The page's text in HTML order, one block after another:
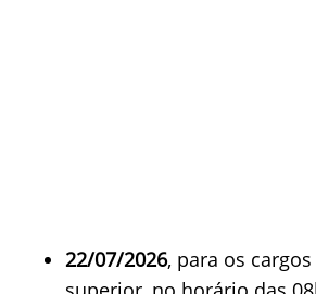
22/07/2026, para os